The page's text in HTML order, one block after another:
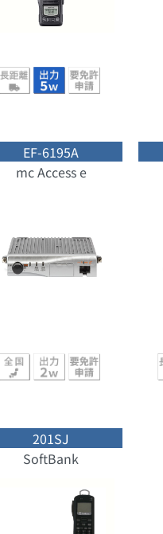
EF-6195A
mc Access e
201SJ
SoftBank